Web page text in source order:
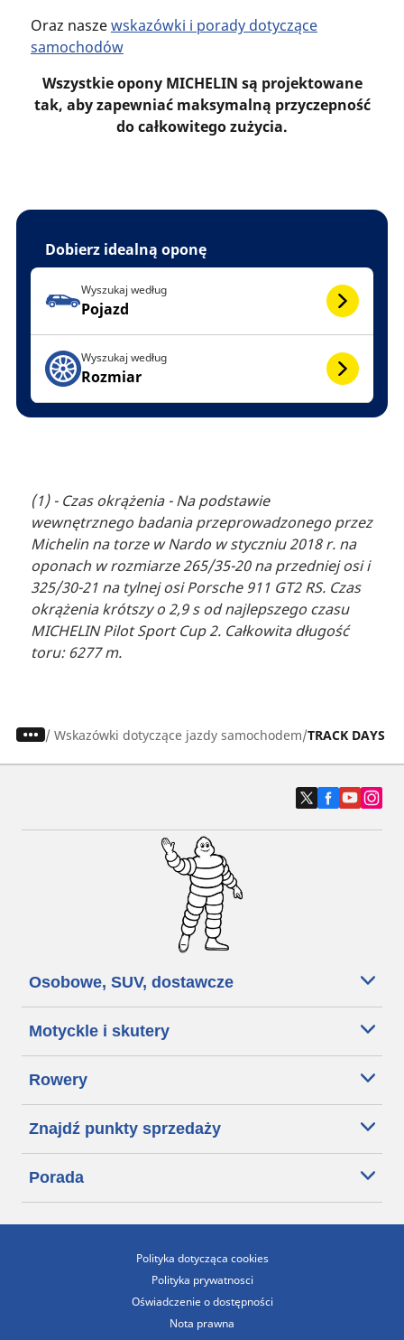
Oraz naszewskazówki i porady dotyczące
samochodów
Wszystkie opony MICHELIN są projektowane
tak, aby zapewniać maksymalną przyczepność
do całkowitego zużycia.
Dobierz idealną oponę
Wyszukaj według
Pojazd
Wyszukaj według
Rozmiar
(1) - Czas okrążenia - Na podstawie
wewnętrznego badania przeprowadzonego przez
Michelin na torze w Nardo w styczniu 2018 r. na
oponach w rozmiarze 265/35-20 na przedniej osi i
325/30-21 na tylnej osi Porsche 911 GT2 RS. Czas
okrążenia krótszy o 2,9 s od najlepszego czasu
MICHELIN Pilot Sport Cup 2. Całkowita długość
toru: 6277 m.
/ Wskazówki dotyczące jazdy samochodem TRACK DAYS
Osobowe, SUV, dostawcze
Motyckle i skutery
Rowery
Znajdź punkty sprzedaży
Porada
Polityka dotycząca cookies
Polityka prywatnosci
Oświadczenie o dostępności
Nota prawna